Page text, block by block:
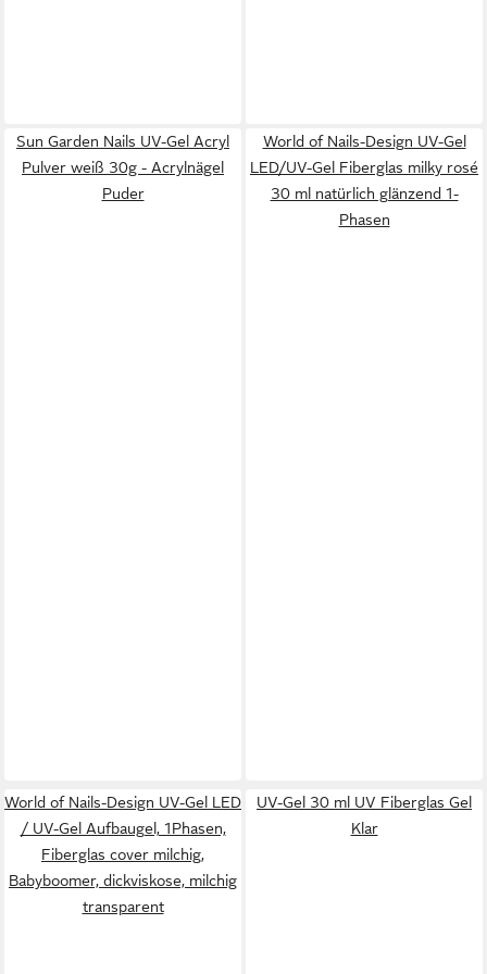
Sun Garden Nails UV-Gel Acryl
Pulver weiß 30g - Acrylnägel
Puder
World of Nails-Design UV-Gel
LED/UV-Gel Fiberglas milky rosé
30 ml natürlich glänzend 1-
Phasen
World of Nails-Design UV-Gel LED
/ UV-Gel Aufbaugel, 1Phasen,
Fiberglas cover milchig,
Babyboomer, dickviskose, milchig
transparent
UV-Gel 30 ml UV Fiberglas Gel
Klar